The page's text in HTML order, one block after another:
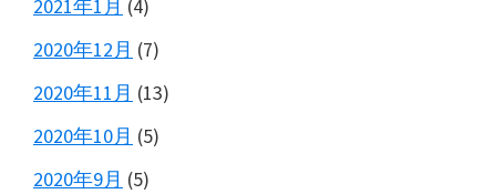
2021年1月 (4)
2020年12月 (7)
2020年11月 (13)
2020年10月 (5)
2020年9月 (5)